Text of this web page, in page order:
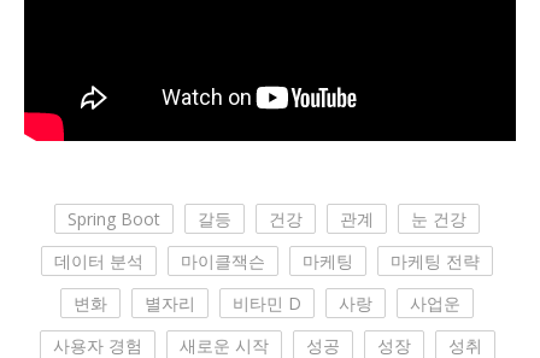
Spring Boot 갈등 건강 관계
눈 건강
데이터 분석
마이클잭슨 마케팅
마케팅 전략
변화
별자리 비타민 D 사랑
사업운
사용자 경험
새로운 시작 성공 성장
성취